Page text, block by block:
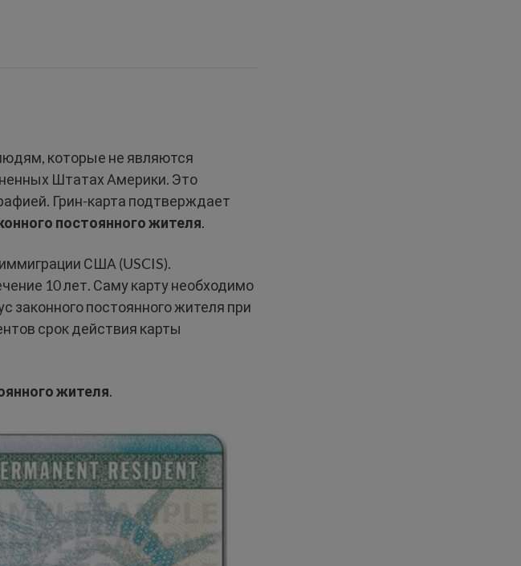
которые не являются
Штатах Америки. Это
Грин-карта подтверждает
постоянного жителя.
США (USCIS).
10 лет. Саму карту необходимо
законного постоянного жителя при
срок действия карты
жителя.